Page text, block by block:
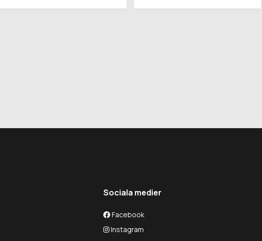
Sociala medier
Facebook
Instagram